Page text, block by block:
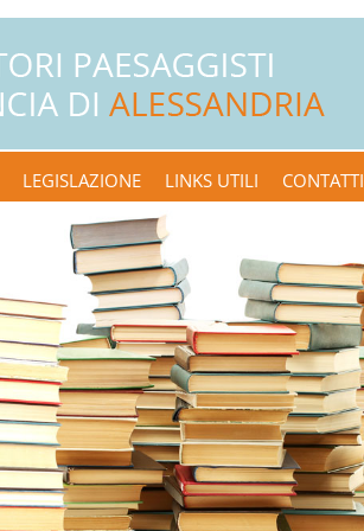
LEGISLAZIONE LINKS UTILI CONTATTI